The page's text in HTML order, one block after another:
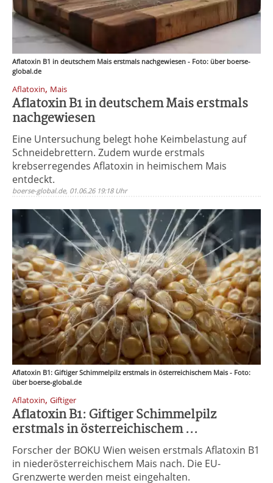
Aflatoxin B1 in deutschem Mais erstmals nachgewiesen - Foto: über boerse-
global.de
Aflatoxin, Mais
Aflatoxin B1 in deutschem Mais erstmals
nachgewiesen
Eine Untersuchung belegt hohe Keimbelastung auf
Schneidebrettern. Zudem wurde erstmals
krebserregendes Aflatoxin in heimischem Mais
entdeckt.
boerse-global.de, 01.06.26 19:18 Uhr
Aflatoxin B1: Giftiger Schimmelpilz erstmals in österreichischem Mais - Foto:
über boerse-global.de
Aflatoxin, Giftiger
Aflatoxin B1: Giftiger Schimmelpilz
erstmals in österreichischem ...
Forscher der BOKU Wien weisen erstmals Aflatoxin B1
in niederösterreichischem Mais nach. Die EU-
Grenzwerte werden meist eingehalten.